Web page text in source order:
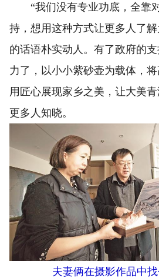
“我们没有专业功底，全靠
持，想用这种方式让更多人了
的话语朴实动人。有了政府的
力了，以小小紫砂壶为载体，
用匠心展现家乡之美，让大美
更多人知晓。
夫妻俩在摄影作品中找